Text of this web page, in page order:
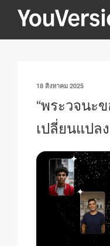
ยัง
YOUVERSION
Seeking God every day.
เขียน
18 สิงหาคม 2025
“พระวจนะ
เปลี่ยนแป